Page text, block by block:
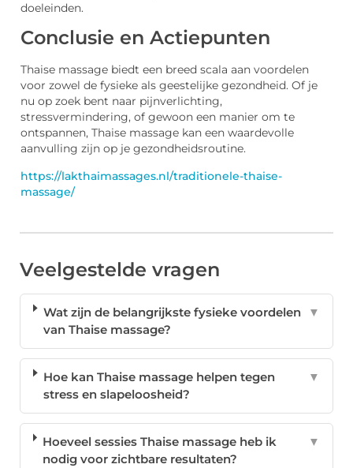
doeleinden.
Conclusie en Actiepunten
Thaise massage biedt een breed scala aan voordelen
voor zowel de fysieke als geestelijke gezondheid. Of je
nu op zoek bent naar pijnverlichting,
stressvermindering, of gewoon een manier om te
ontspannen, Thaise massage kan een waardevolle
aanvulling zijn op je gezondheidsroutine.
https://lakthaimassages.nl/traditionele-thaise-
massage/
Veelgestelde vragen
Wat zijn de belangrijkste fysieke voordelen
van Thaise massage?
▼
Hoe kan Thaise massage helpen tegen
stress en slapeloosheid?
▼
Hoeveel sessies Thaise massage heb ik
nodig voor zichtbare resultaten?
▼